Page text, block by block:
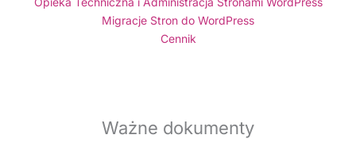
Migracje Stron do WordPress
Cennik
Ważne dokumenty